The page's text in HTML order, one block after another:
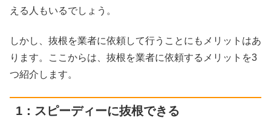
える人もいるでしょう。
しかし、抜根を業者に依頼して行うことにもメリットはあ
ります。ここからは、抜根を業者に依頼するメリットを3
つ紹介します。
1：スピーディーに抜根できる